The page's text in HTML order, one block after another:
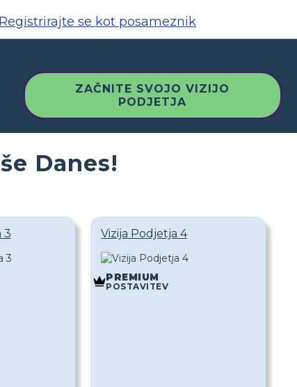
Registrirajte se kot posameznik
ZAČNITE SVOJO VIZIJO
PODJETJA
Danes!
3 Vizija Podjetja 4
PREMIUM
POSTAVITEV